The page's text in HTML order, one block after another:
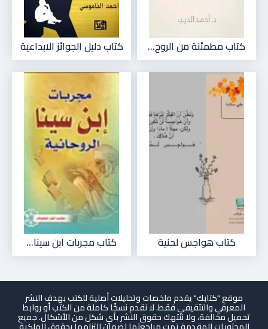
كتاب مطمئنة من الروح... كتاب دليل الجوائز الابداعية
كتاب هواجس لحنية كتاب مجربات ابن سينا...
موقع "كتابك" يقدم ملخصات وتحليلات أصلية للكتب بهدف النشر
المعرفي والتثقيفي فقط. لا نقدم نسخًا كاملة من الكتب أو روابط
تحميل مخالفة، ولا ننتهك حقوق النشر بأي شكل من الأشكال. جميع